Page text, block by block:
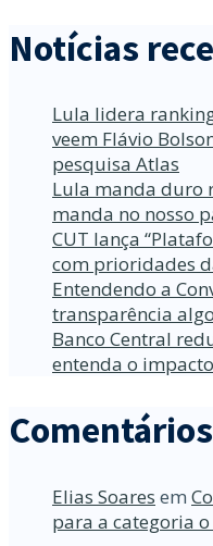
Notícias
Lula lidera
veem Flávio
pesquisa Atlas
Lula manda duro
manda no nosso
CUT lança
com prioridades
Entendendo a
transparência
Banco Central
entenda o
Comentários
Elias Soares em
para a categoria